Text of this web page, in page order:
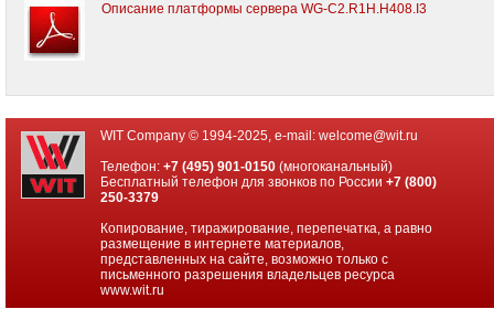
Серверы
ASUS
на
Серверы
Intel
корпус
Описание платформы сервера WG-C2.R1H.H408.I3
WIT Company © 1994-2025, e-mail: welcome@wit.ru
Телефон:+7 (495) 901-0150 (многоканальный)
Бесплатный телефон для звонков по России+7 (800)
250-3379
Копирование, тиражирование, перепечатка, а равно
размещение в интернете материалов,
представленных на сайте, возможно только с
письменного разрешения владельцев ресурса
www.wit.ru